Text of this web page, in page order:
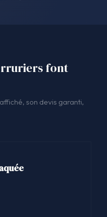
font
son devis garanti,